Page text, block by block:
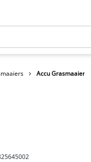
Accu Grasmaaier